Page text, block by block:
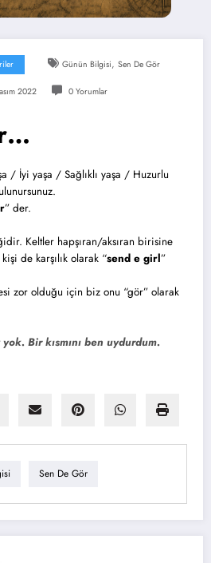
Günün Bilgisi, Sen De Gör
2022 0 Yorumlar
/ İyi yaşa / Sağlıklı yaşa / Huzurlu
” der.
Keltler hapşıran/aksıran birisine
de karşılık olarak “send e girl”
zor olduğu için biz onu “gör” olarak
Bir kısmını ben uydurdum.
Sen De Gör